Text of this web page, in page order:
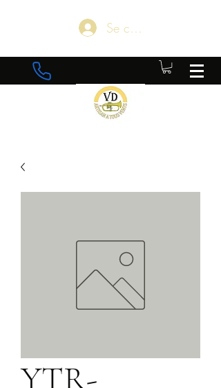
Se connecter
YTR-